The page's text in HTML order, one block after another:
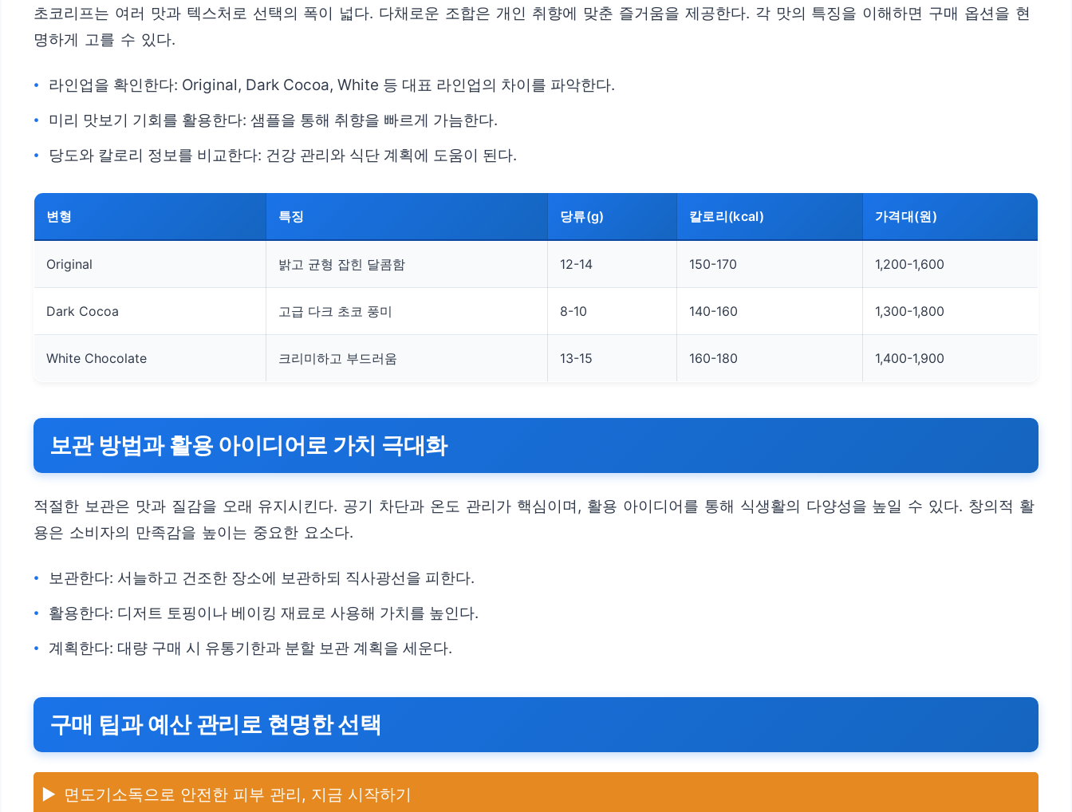
초코리프는 여러 맛과 텍스처로 선택의 폭이 넓다. 다채로운 조합은 개인 취향에 맞춘 즐거움을 제공한다. 각 맛의 특징을 이해하면 구매 옵션을 현
명하게 고를 수 있다.
라인업을 확인한다: Original, Dark Cocoa, White 등 대표 라인업의 차이를 파악한다.
미리 맛보기 기회를 활용한다: 샘플을 통해 취향을 빠르게 가늠한다.
당도와 칼로리 정보를 비교한다: 건강 관리와 식단 계획에 도움이 된다.
변형 특징 당류(g) 칼로리(kcal) 가격대(원)
Original 밝고 균형 잡힌 달콤함 12-14 150-170 1,200-1,600
Dark Cocoa 고급 다크 초코 풍미 8-10 140-160 1,300-1,800
White Chocolate 크리미하고 부드러움 13-15 160-180 1,400-1,900
보관 방법과 활용 아이디어로 가치 극대화
적절한 보관은 맛과 질감을 오래 유지시킨다. 공기 차단과 온도 관리가 핵심이며, 활용 아이디어를 통해 식생활의 다양성을 높일 수 있다. 창의적 활
용은 소비자의 만족감을 높이는 중요한 요소다.
보관한다: 서늘하고 건조한 장소에 보관하되 직사광선을 피한다.
활용한다: 디저트 토핑이나 베이킹 재료로 사용해 가치를 높인다.
계획한다: 대량 구매 시 유통기한과 분할 보관 계획을 세운다.
구매 팁과 예산 관리로 현명한 선택
▶️ 면도기소독으로 안전한 피부 관리, 지금 시작하기